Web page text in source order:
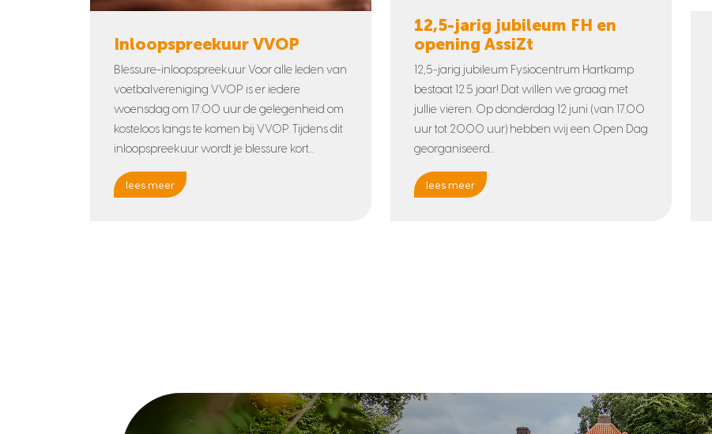
Inloopspreekuur VVOP
Blessure-inloopspreekuur Voor alle leden van
voetbalvereniging VVOP is er iedere
woensdag om 17:00 uur de gelegenheid om
kosteloos langs te komen bij VVOP. Tijdens dit
inloopspreekuur wordt je blessure kort...
lees meer
12,5-jarig jubileum FH en
opening AssiZt
12,5-jarig jubileum Fysiocentrum Hartkamp
bestaat 12.5 jaar! Dat willen we graag met
jullie vieren. Op donderdag 12 juni (van 17.00
uur tot 20.00 uur) hebben wij een Open Dag
georganiseerd...
lees meer